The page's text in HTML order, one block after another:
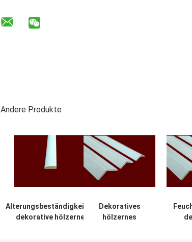
Andere Produkte
Alterungsbeständigkeits-
dekorative hölzerne
Dekoratives
hölzernes